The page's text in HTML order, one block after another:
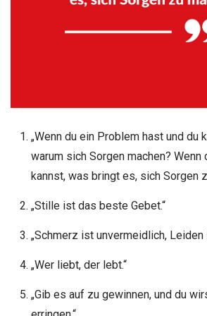
„Wenn du ein Problem hast und du
warum sich Sorgen machen?
kannst, was bringt es, sich Sorgen
„Stille ist das beste Gebet.“
„Schmerz ist unvermeidlich, Leiden
„Wer liebt, der lebt.“
„Gib es auf zu gewinnen, und du